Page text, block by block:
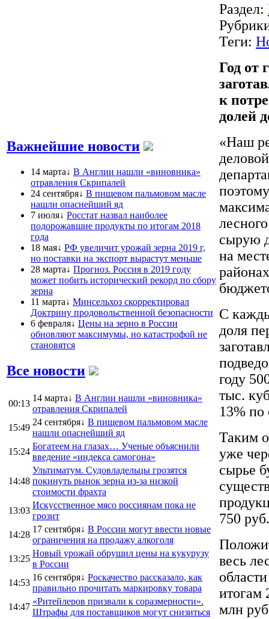
Важнейшие новости
14 марта↓ В Англии нашли «виновника»
отравления Скрипалей
24 сентября↓ В пищевом пальмовом масле
нашли опаснейший яд
7 июля↓ Росстат назвал наиболее
подорожавшие продукты по итогам 2018
года
18 мая↓ РФ увеличит урожай зерна 2019 г,
но поставки на экспорт вырастут меньше
28 марта↓ Прогноз. Россия в 2019 году
может побить исторический рекорд по сбору
зерна
11 марта↓ Минсельхоз скорректировал
Доктрину продовольственной безопасности
6 февраля↓ Цены на зерно в России
обновляют максимумы, но катастрофой не
становятся
Все новости
00:13
14 марта↓ В Англии нашли «виновника»
отравления Скрипалей
15:49
24 сентября↓ В пищевом пальмовом масле
нашли опаснейший яд
15:24
Богатеем на глазах… Ученые объяснили
введение «индекса самогона»
14:48
Ультиматум. Судовладельцы грозятся
покинуть рынок зерна из-за низкой
стоимости фрахта
13:03
Искусственное мясо россиянам пока не
грозит
14:28
17 сентября↓ В России могут ввести новые
ограничения на продажу алкоголя
13:25
Новый урожай обрушил цены на кукурузу
в России
14:53
16 сентября↓ Роскачество рассказало, как
правильно прочитать маркировку товара
14:47
«Ритейлеров призвали к соразмерности».
Штрафы для поставщиков могут снизиться
Раздел:
Теги:
Год от
к
долей
«Наш
сырую
на
С
доля
году
тыс.
13%
Таким
уже
сырье
750
весь
итогам
млн